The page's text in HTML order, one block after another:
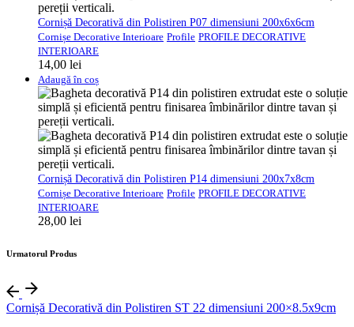
Cornișă Decorativă din Polistiren P07 dimensiuni 200x6x6cm
Cornișe Decorative Interioare Profile PROFILE DECORATIVE
INTERIOARE
14,00 lei
Adaugă în coș
Cornișă Decorativă din Polistiren P14 dimensiuni 200x7x8cm
Cornișe Decorative Interioare Profile PROFILE DECORATIVE
INTERIOARE
28,00 lei
Urmatorul Produs
Cornișă Decorativă din Polistiren ST 22 dimensiuni 200×8.5x9cm